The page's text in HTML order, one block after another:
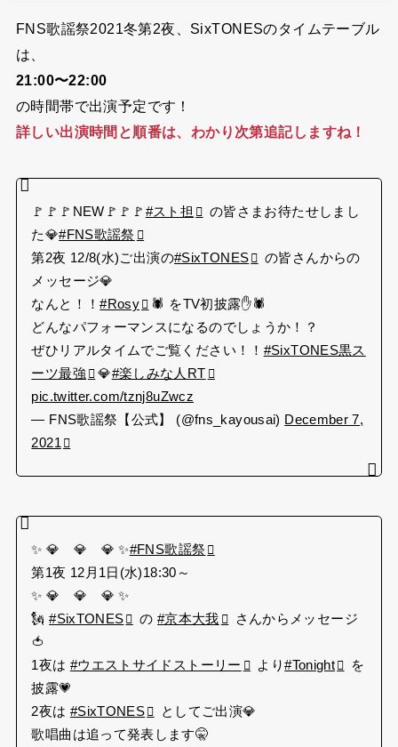
FNS歌謡祭2021冬第2夜、SixTONESのタイムテーブル
は、
21:00〜22:00
の時間帯で出演予定です！
詳しい出演時間と順番は、わかり次第追記しますね！
🚩🚩🚩NEW🚩🚩🚩 #スト担
の皆さまお待たせしまし
た💎#FNS歌謡祭
第2夜 12/8(水)ご出演の#SixTONES
の皆さんからの
メッセージ💎
なんと！！#Rosy
🕷 をTV初披露✋🕷
どんなパフォーマンスになるのでしょうか！？
ぜひリアルタイムでご覧ください！！ #SixTONES黒ス
ーツ最強
💎#楽しみな人RT
pic.twitter.com/tznj8uZwcz
— FNS歌謡祭【公式】 (@fns_kayousai) December 7,
2021
✨ 💎 💎 💎 ✨#FNS歌謡祭
第1夜 12月1日(水)18:30～
✨ 💎 💎 💎 ✨
🗽#SixTONES の #京本大我
さんからメッセージ
🍅
1夜は #ウエストサイドストーリー より#Tonight
を
披露💗
2夜は #SixTONES
としてご出演💎
歌唱曲は追って発表します🤫